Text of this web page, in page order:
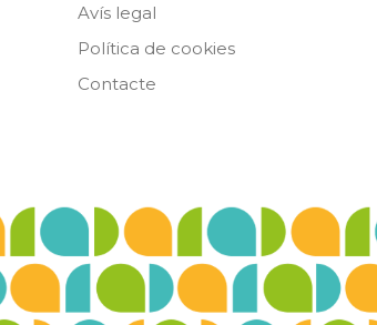
Avís legal
Política de cookies
Contacte